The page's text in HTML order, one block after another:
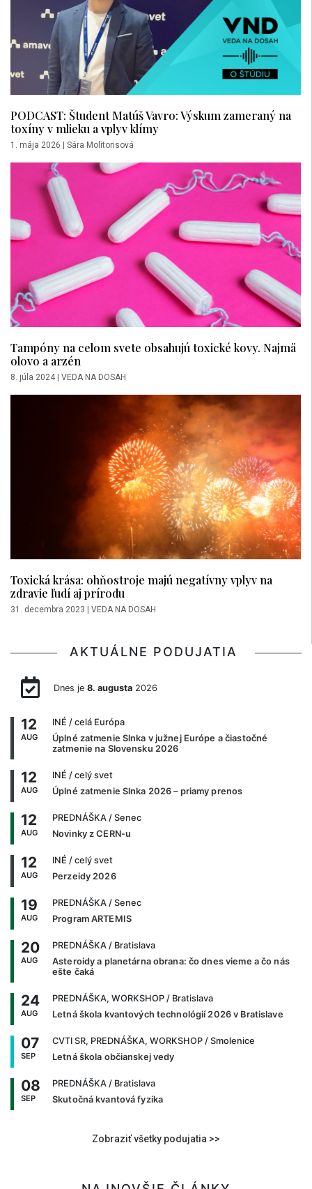
PODCAST: Študent Matúš Vavro: Výskum zameraný na
toxíny v mlieku a vplyv klímy
1. mája 2026 | Sára Molitorisová
Tampóny na celom svete obsahujú toxické kovy. Najmä
olovo a arzén
8. júla 2024 VEDA NA DOSAH
Toxická krása: ohňostroje majú negatívny vplyv na
zdravie ľudí aj prírodu
31. decembra 2023 VEDA NA DOSAH
AKTUÁLNE PODUJATIA
Dnes je 8. augusta2026
12
AUG
INÉ / celá Európa
Úplné zatmenie Slnka v južnej Európe a čiastočné
zatmenie na Slovensku 2026
12
AUG
INÉ / celý svet
Úplné zatmenie Slnka 2026 – priamy prenos
12
AUG
PREDNÁŠKA / Senec
Novinky z CERN-u
12
AUG
INÉ / celý svet
Perzeidy 2026
19
AUG
PREDNÁŠKA / Senec
Program ARTEMIS
20
AUG
PREDNÁŠKA / Bratislava
Asteroidy a planetárna obrana: čo dnes vieme a čo nás
ešte čaká
24
AUG
PREDNÁŠKA, WORKSHOP / Bratislava
Letná škola kvantových technológií 2026 v Bratislave
07
SEP
CVTI SR, PREDNÁŠKA, WORKSHOP / Smolenice
Letná škola občianskej vedy
08
SEP
PREDNÁŠKA / Bratislava
Skutočná kvantová fyzika
Zobraziť všetky podujatia >>